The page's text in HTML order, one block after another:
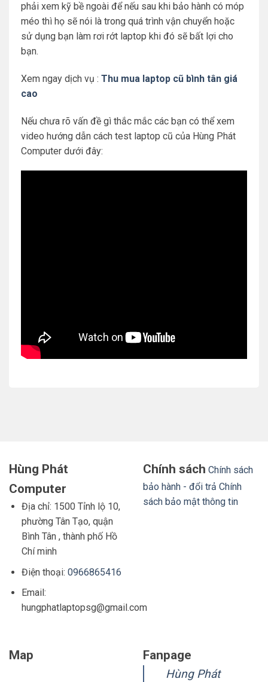
phải xem kỹ bề ngoài để nếu sau khi bảo hành có móp
méo thì họ sẽ nói là trong quá trình vận chuyển hoặc
sử dụng bạn làm rơi rớt laptop khi đó sẽ bất lợi cho
bạn.
Xem ngay dịch vụ : Thu mua laptop cũ bình tân giá
cao
Nếu chưa rõ vấn đề gì thắc mắc các bạn có thể xem
video hướng dẫn cách test laptop cũ của Hùng Phát
Computer dưới đây:
Hùng Phát
Computer
Địa chỉ: 1500 Tỉnh lộ 10,
phường Tân Tạo, quận
Bình Tân , thành phố Hồ
Chí minh
Điện thoại: 0966865416
Email:
hungphatlaptopsg@gmail.com
Chính sách Chính sách
bảo hành - đổi trả Chính
sách bảo mật thông tin
Map Fanpage
Hùng Phát